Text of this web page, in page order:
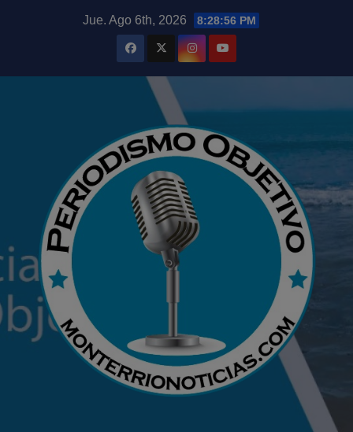
Jue. Ago 6th, 2026 8:28:57 PM
modal-check